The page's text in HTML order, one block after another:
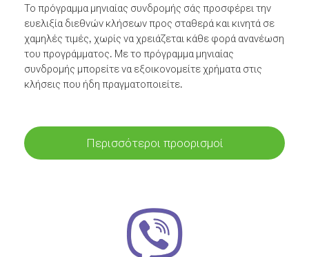
Το πρόγραμμα μηνιαίας συνδρομής σάς προσφέρει την
ευελιξία διεθνών κλήσεων προς σταθερά και κινητά σε
χαμηλές τιμές, χωρίς να χρειάζεται κάθε φορά ανανέωση
του προγράμματος. Με το πρόγραμμα μηνιαίας
συνδρομής μπορείτε να εξοικονομείτε χρήματα στις
κλήσεις που ήδη πραγματοποιείτε.
Περισσότεροι προορισμοί